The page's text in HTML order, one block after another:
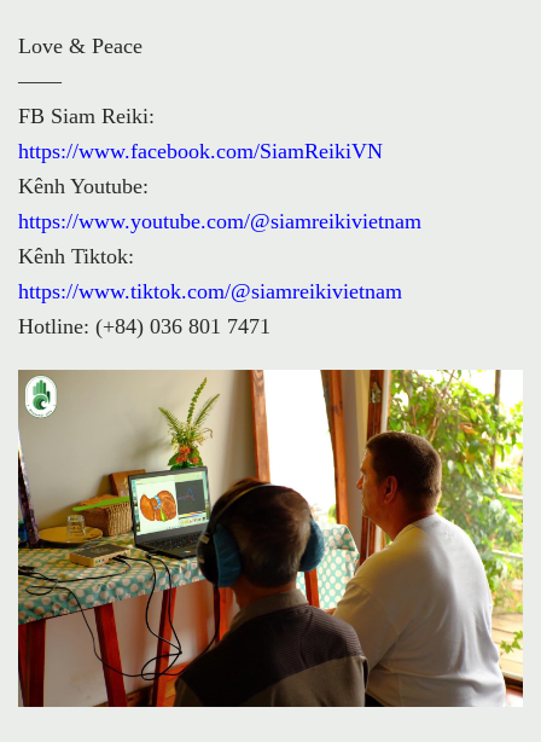
Love & Peace
——
FB Siam Reiki:
https://www.facebook.com/SiamReikiVN
Kênh Youtube:
https://www.youtube.com/@siamreikivietnam
Kênh Tiktok:
https://www.tiktok.com/@siamreikivietnam
Hotline: (+84) 036 801 7471